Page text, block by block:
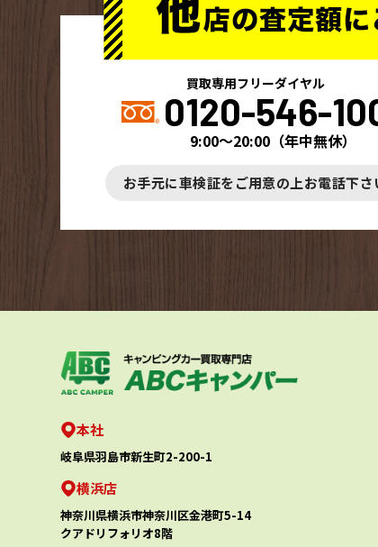
買取専用フリーダイヤル
0120-546-
9:00～20:00 （年中無休）
お手元に車検証をご用意の上お電話下さ
本社
岐阜県羽島市新生町2-200-1
横浜店
神奈川県横浜市神奈川区金港町5-14
クアドリフォリオ8階